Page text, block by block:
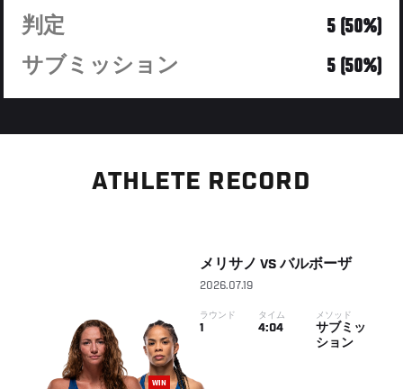
判定
5 (50%)
サブミッション
5 (50%)
ATHLETE RECORD
WIN
メリサノ VS バルボーザ
2026.07.19
ラウンド
1
タイム
4:04
メソッド
サブミッ
ション